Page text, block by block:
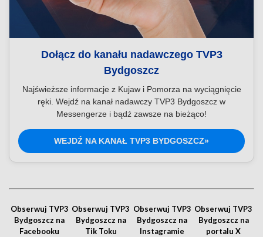
Dołącz do kanału nadawczego TVP3
Bydgoszcz
Najświeższe informacje z Kujaw i Pomorza na wyciągnięcie
ręki. Wejdź na kanał nadawczy TVP3 Bydgoszcz w
Messengerze i bądź zawsze na bieżąco!
WEJDŹ NA KANAŁ TVP3 BYDGOSZCZ»
Obserwuj TVP3
Bydgoszcz na
Facebooku
Obserwuj TVP3
Bydgoszcz na
Tik Toku
Obserwuj TVP3
Bydgoszcz na
Instagramie
Obserwuj TVP3
Bydgoszcz na
portalu X